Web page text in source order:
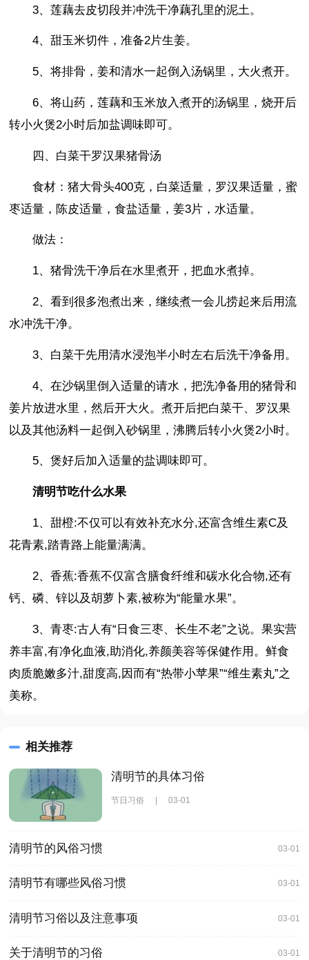
3、莲藕去皮切段并冲洗干净藕孔里的泥土。
4、甜玉米切件，准备2片生姜。
5、将排骨，姜和清水一起倒入汤锅里，大火煮开。
6、将山药，莲藕和玉米放入煮开的汤锅里，烧开后
转小火煲2小时后加盐调味即可。
四、白菜干罗汉果猪骨汤
食材：猪大骨头400克，白菜适量，罗汉果适量，蜜
枣适量，陈皮适量，食盐适量，姜3片，水适量。
做法：
1、猪骨洗干净后在水里煮开，把血水煮掉。
2、看到很多泡煮出来，继续煮一会儿捞起来后用流
水冲洗干净。
3、白菜干先用清水浸泡半小时左右后洗干净备用。
4、在沙锅里倒入适量的请水，把洗净备用的猪骨和
姜片放进水里，然后开大火。煮开后把白菜干、罗汉果
以及其他汤料一起倒入砂锅里，沸腾后转小火煲2小时。
5、煲好后加入适量的盐调味即可。
清明节吃什么水果
1、甜橙:不仅可以有效补充水分,还富含维生素C及
花青素,踏青路上能量满满。
2、香蕉:香蕉不仅富含膳食纤维和碳水化合物,还有
钙、磷、锌以及胡萝卜素,被称为“能量水果”。
3、青枣:古人有“日食三枣、长生不老”之说。果实营
养丰富,有净化血液,助消化,养颜美容等保健作用。鲜食
肉质脆嫩多汁,甜度高,因而有“热带小苹果”“维生素丸”之
美称。
相关推荐
清明节的具体习俗
节日习俗 03-01
清明节的风俗习惯 03-01
清明节有哪些风俗习惯 03-01
清明节习俗以及注意事项 03-01
关于清明节的习俗 03-01